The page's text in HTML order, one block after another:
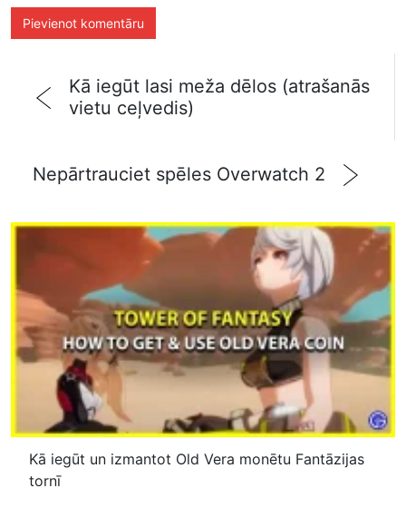
Kā iegūt lasi meža dēlos (atrašanās
vietu ceļvedis)
Nepārtrauciet spēles Overwatch 2
Kā iegūt un izmantot Old Vera monētu Fantāzijas
tornī